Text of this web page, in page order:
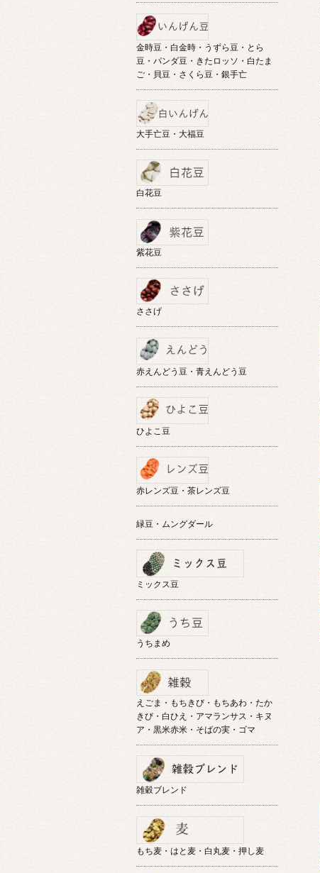
金時豆・白金時・うずら豆・とら
豆・パンダ豆・きたロッソ・白たま
ご・貝豆・さくら豆・銀手亡
大手亡豆・大福豆
白花豆
紫花豆
ささげ
赤えんどう豆・青えんどう豆
ひよこ豆
赤レンズ豆・茶レンズ豆
緑豆・ムングダール
ミックス豆
うちまめ
えごま・もちきび・もちあわ・たか
きび・白ひえ・アマランサス・キヌ
ア・黒米赤米・そばの実・ゴマ
雑穀ブレンド
もち麦・はと麦・白丸麦・押し麦